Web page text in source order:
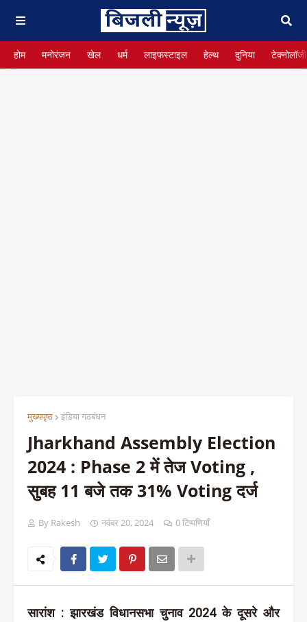
होम मनोरंजन खेल धर्म लाइफस्टाइल हेल्थ दुनिया टेक्नोलॉजी
मुख्यपृष्ठ इंडिया गठबंधन
Jharkhand Assembly Election
2024 : Phase 2 में तेज Voting ,
सुबह 11 बजे तक 31% Voting दर्ज
By Rakesh नवंबर 20, 2024 0 टिप्पणियाँ
सारांश : झारखंड विधानसभा चुनाव 2024 के दूसरे और